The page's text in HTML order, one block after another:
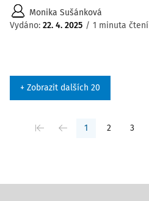
Monika Sušánková
Vydáno: 22. 4. 2025 / 1 minuta čtení
+ Zobrazit dalších 20
1 2 3